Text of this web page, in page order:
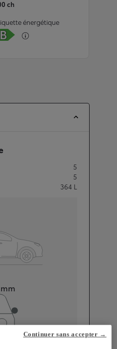
ch
énergétique
5
5
364 L
mm
Continuer sans accepter →